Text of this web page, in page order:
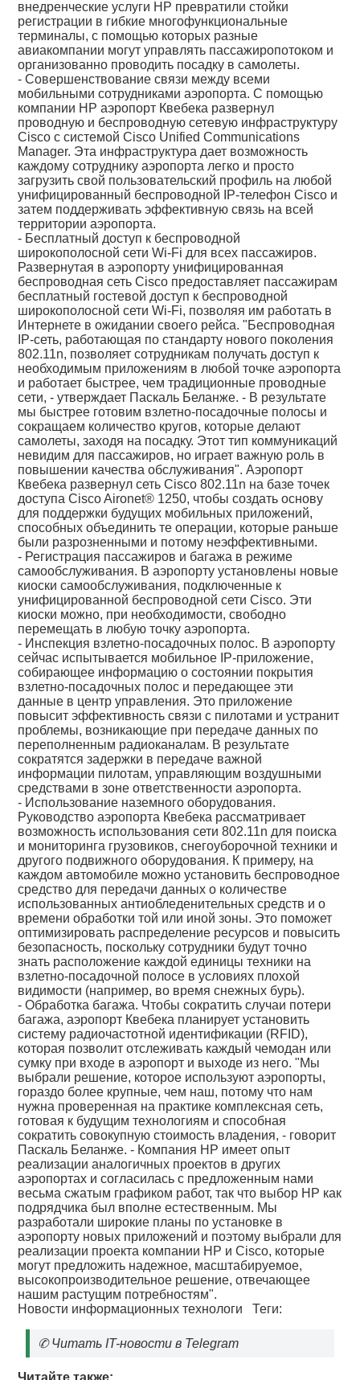
внедренческие услуги HP превратили стойки
регистрации в гибкие многофункциональные
терминалы, с помощью которых разные
авиакомпании могут управлять пассажиропотоком и
организованно проводить посадку в самолеты.
- Совершенствование связи между всеми
мобильными сотрудниками аэропорта. С помощью
компании HP аэропорт Квебека развернул
проводную и беспроводную сетевую инфраструктуру
Cisco с системой Cisco Unified Communications
Manager. Эта инфраструктура дает возможность
каждому сотруднику аэропорта легко и просто
загрузить свой пользовательский профиль на любой
унифицированный беспроводной IP-телефон Cisco и
затем поддерживать эффективную связь на всей
территории аэропорта.
- Бесплатный доступ к беспроводной
широкополосной сети Wi-Fi для всех пассажиров.
Развернутая в аэропорту унифицированная
беспроводная сеть Cisco предоставляет пассажирам
бесплатный гостевой доступ к беспроводной
широкополосной сети Wi-Fi, позволяя им работать в
Интернете в ожидании своего рейса. "Беспроводная
IP-сеть, работающая по стандарту нового поколения
802.11n, позволяет сотрудникам получать доступ к
необходимым приложениям в любой точке аэропорта
и работает быстрее, чем традиционные проводные
сети, - утверждает Паскаль Беланже. - В результате
мы быстрее готовим взлетно-посадочные полосы и
сокращаем количество кругов, которые делают
самолеты, заходя на посадку. Этот тип коммуникаций
невидим для пассажиров, но играет важную роль в
повышении качества обслуживания". Аэропорт
Квебека развернул сеть Cisco 802.11n на базе точек
доступа Cisco Aironet® 1250, чтобы создать основу
для поддержки будущих мобильных приложений,
способных объединить те операции, которые раньше
были разрозненными и потому неэффективными.
- Регистрация пассажиров и багажа в режиме
самообслуживания. В аэропорту установлены новые
киоски самообслуживания, подключенные к
унифицированной беспроводной сети Cisco. Эти
киоски можно, при необходимости, свободно
перемещать в любую точку аэропорта.
- Инспекция взлетно-посадочных полос. В аэропорту
сейчас испытывается мобильное IP-приложение,
собирающее информацию о состоянии покрытия
взлетно-посадочных полос и передающее эти
данные в центр управления. Это приложение
повысит эффективность связи с пилотами и устранит
проблемы, возникающие при передаче данных по
переполненным радиоканалам. В результате
сократятся задержки в передаче важной
информации пилотам, управляющим воздушными
средствами в зоне ответственности аэропорта.
- Использование наземного оборудования.
Руководство аэропорта Квебека рассматривает
возможность использования сети 802.11n для поиска
и мониторинга грузовиков, снегоуборочной техники и
другого подвижного оборудования. К примеру, на
каждом автомобиле можно установить беспроводное
средство для передачи данных о количестве
использованных антиобледенительных средств и о
времени обработки той или иной зоны. Это поможет
оптимизировать распределение ресурсов и повысить
безопасность, поскольку сотрудники будут точно
знать расположение каждой единицы техники на
взлетно-посадочной полосе в условиях плохой
видимости (например, во время снежных бурь).
- Обработка багажа. Чтобы сократить случаи потери
багажа, аэропорт Квебека планирует установить
систему радиочастотной идентификации (RFID),
которая позволит отслеживать каждый чемодан или
сумку при входе в аэропорт и выходе из него. "Мы
выбрали решение, которое используют аэропорты,
гораздо более крупные, чем наш, потому что нам
нужна проверенная на практике комплексная сеть,
готовая к будущим технологиям и способная
сократить совокупную стоимость владения, - говорит
Паскаль Беланже. - Компания HP имеет опыт
реализации аналогичных проектов в других
аэропортах и согласилась с предложенным нами
весьма сжатым графиком работ, так что выбор НР как
подрядчика был вполне естественным. Мы
разработали широкие планы по установке в
аэропорту новых приложений и поэтому выбрали для
реализации проекта компании HP и Cisco, которые
могут предложить надежное, масштабируемое,
высокопроизводительное решение, отвечающее
нашим растущим потребностям".
Новости информационных технологи Теги:
✆Читать IT-новости в Telegram
Читайте также: